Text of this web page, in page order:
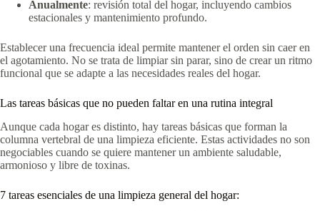
Anualmente: revisión total del hogar, incluyendo cambios
estacionales y mantenimiento profundo.
Establecer una frecuencia ideal permite mantener el orden sin caer en
el agotamiento. No se trata de limpiar sin parar, sino de crear un ritmo
funcional que se adapte a las necesidades reales del hogar.
Las tareas básicas que no pueden faltar en una rutina integral
Aunque cada hogar es distinto, hay tareas básicas que forman la
columna vertebral de una limpieza eficiente. Estas actividades no son
negociables cuando se quiere mantener un ambiente saludable,
armonioso y libre de toxinas.
7 tareas esenciales de una limpieza general del hogar: